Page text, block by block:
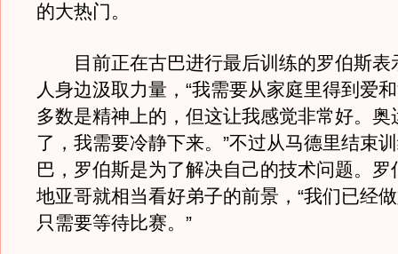
的大热门。
目前正在古巴进行最后训练的罗伯斯表
人身边汲取力量，“我需要从家庭里得到爱
多数是精神上的，但这让我感觉非常好。奥
了，我需要冷静下来。”不过从马德里结束
巴，罗伯斯是为了解决自己的技术问题。罗
地亚哥就相当看好弟子的前景，“我们已经
只需要等待比赛。”